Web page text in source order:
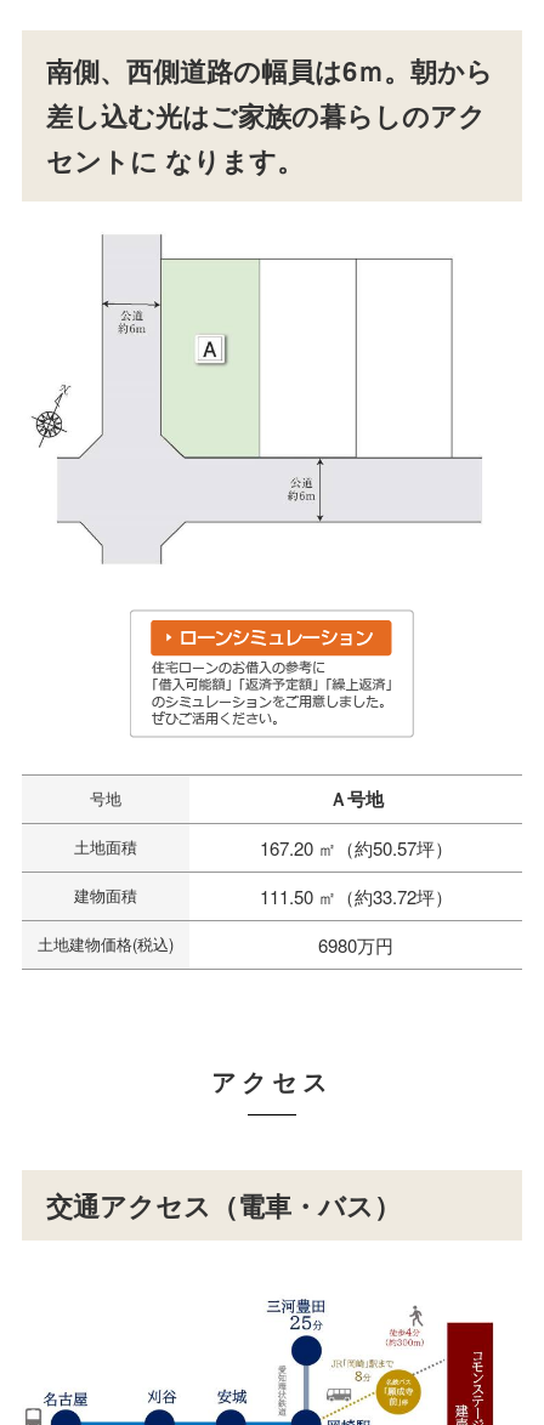
南側、西側道路の幅員は6ｍ。朝から
差し込む光はご家族の暮らしのアク
セントに なります。
号地 Ａ号地
土地面積 167.20 ㎡（約50.57坪）
建物面積 111.50 ㎡（約33.72坪）
土地建物価格(税込) 6980万円
アクセス
交通アクセス（電車・バス）